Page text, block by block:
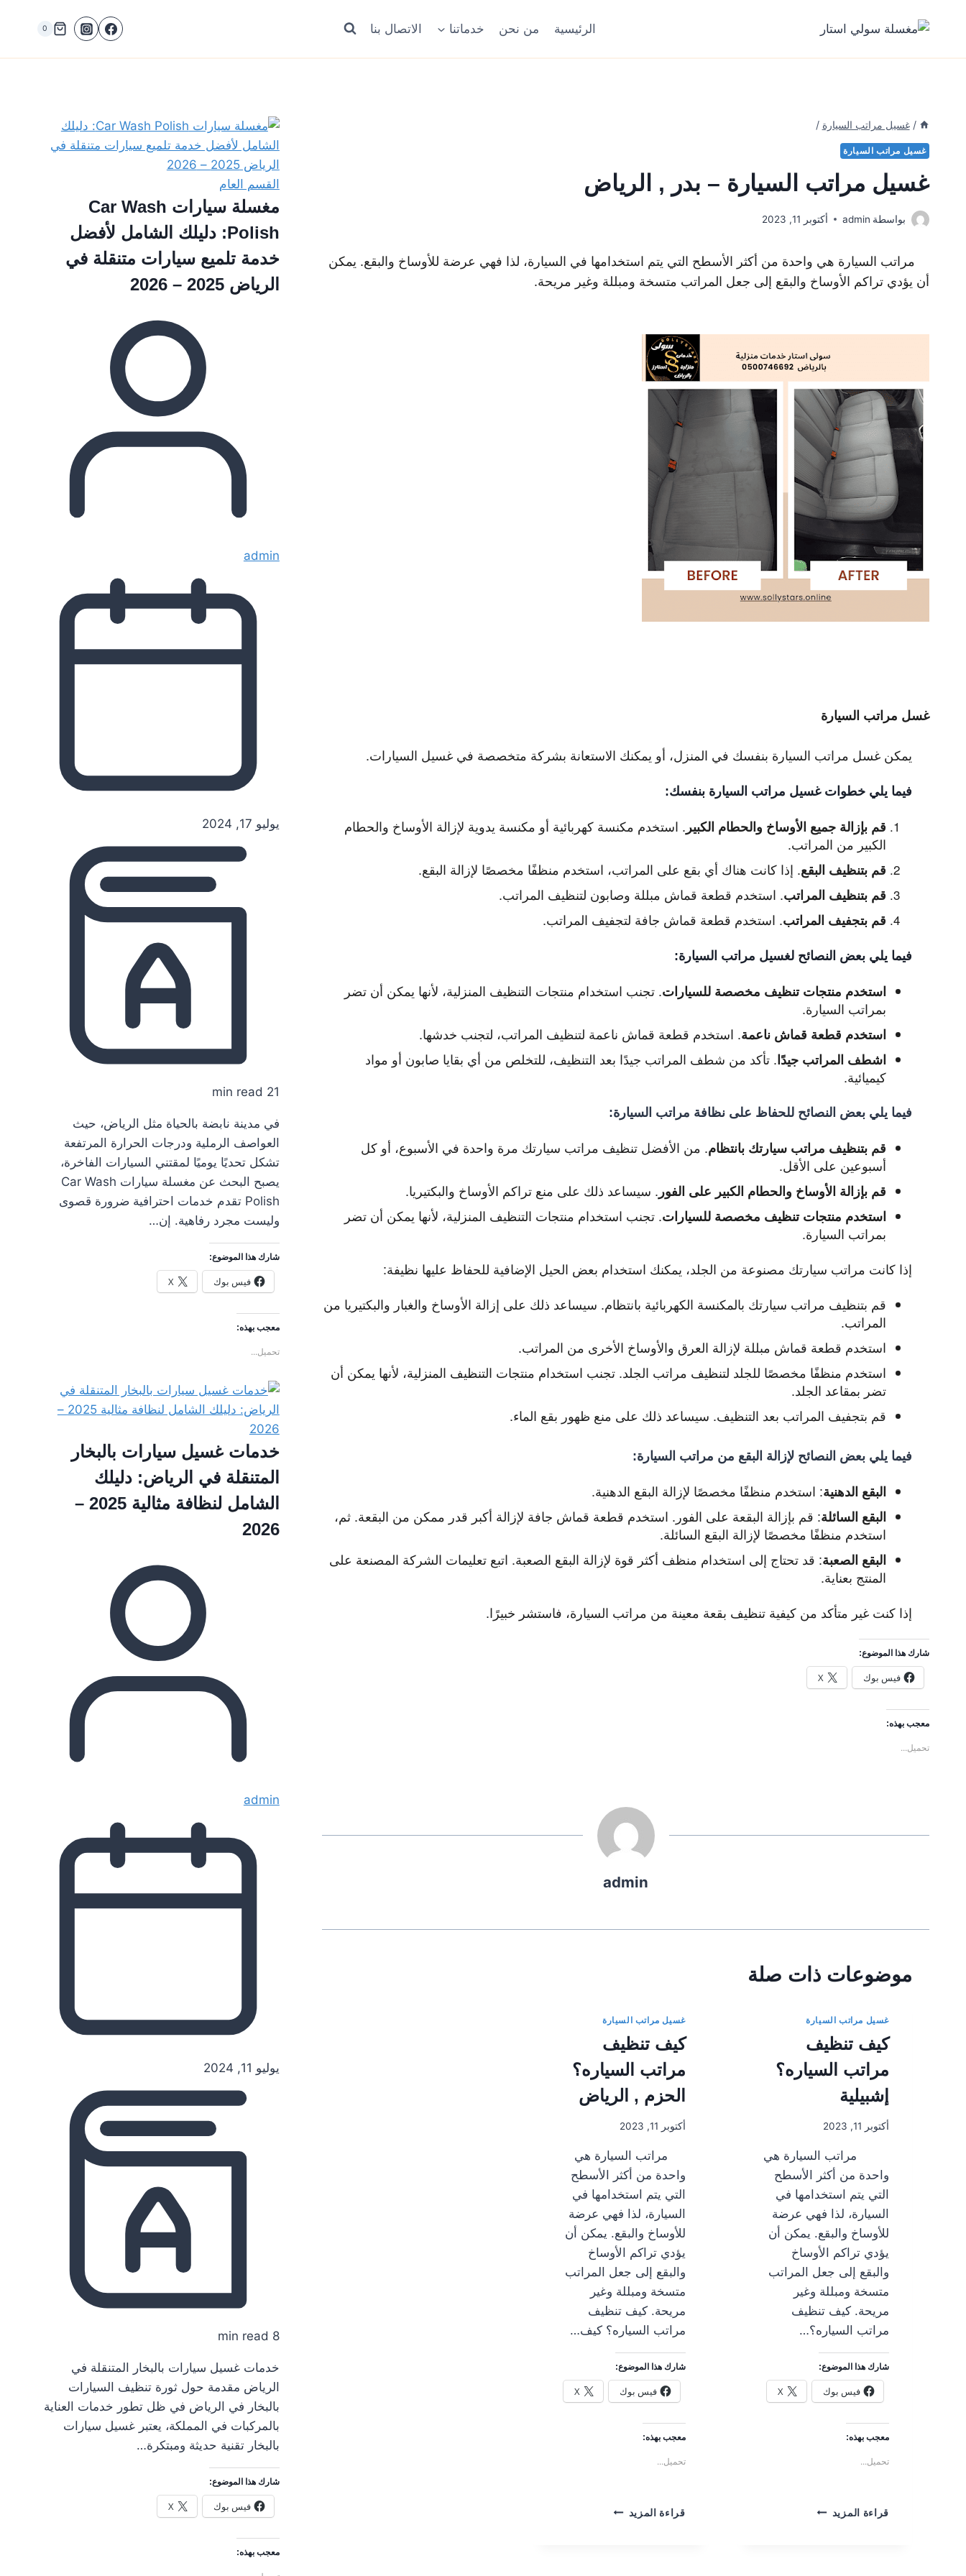
الرئيسية من نحن خدماتنا الاتصال بنا 0
/ غسيل مراتب السيارة /
غسيل مراتب السيارة
غسيل مراتب السيارة – بدر , الرياض
بواسطة admin أكتوبر 11, 2023
مراتب السيارة هي واحدة من أكثر الأسطح التي يتم استخدامها في السيارة، لذا فهي عرضة للأوساخ والبقع. يمكن
أن يؤدي تراكم الأوساخ والبقع إلى جعل المراتب متسخة ومبللة وغير مريحة.
غسل مراتب السيارة
يمكن غسل مراتب السيارة بنفسك في المنزل، أو يمكنك الاستعانة بشركة متخصصة في غسيل السيارات.
فيما يلي خطوات غسيل مراتب السيارة بنفسك:
قم بإزالة جميع الأوساخ والحطام الكبير . استخدم مكنسة كهربائية أو مكنسة يدوية لإزالة الأوساخ والحطام
الكبير من المراتب.
قم بتنظيف البقع. إذا كانت هناك أي بقع على المراتب، استخدم منظفًا مخصصًا لإزالة البقع.
قم بتنظيف المراتب. استخدم قطعة قماش مبللة وصابون لتنظيف المراتب.
قم بتجفيف المراتب. استخدم قطعة قماش جافة لتجفيف المراتب.
فيما يلي بعض النصائح لغسيل مراتب السيارة:
استخدم منتجات تنظيف مخصصة للسيارات. تجنب استخدام منتجات التنظيف المنزلية، لأنها يمكن أن تضر
بمراتب السيارة.
استخدم قطعة قماش ناعمة. استخدم قطعة قماش ناعمة لتنظيف المراتب، لتجنب خدشها.
اشطف المراتب جيدًا. تأكد من شطف المراتب جيدًا بعد التنظيف، للتخلص من أي بقايا صابون أو مواد
كيميائية.
فيما يلي بعض النصائح للحفاظ على نظافة مراتب السيارة:
قم بتنظيف مراتب سيارتك بانتظام. من الأفضل تنظيف مراتب سيارتك مرة واحدة في الأسبوع، أو كل
أسبوعين على الأقل.
قم بإزالة الأوساخ والحطام الكبير على الفور . سيساعد ذلك على منع تراكم الأوساخ والبكتيريا.
استخدم منتجات تنظيف مخصصة للسيارات. تجنب استخدام منتجات التنظيف المنزلية، لأنها يمكن أن تضر
بمراتب السيارة.
إذا كانت مراتب سيارتك مصنوعة من الجلد، يمكنك استخدام بعض الحيل الإضافية للحفاظ عليها نظيفة:
قم بتنظيف مراتب سيارتك بالمكنسة الكهربائية بانتظام. سيساعد ذلك على إزالة الأوساخ والغبار والبكتيريا من
المراتب.
استخدم قطعة قماش مبللة لإزالة العرق والأوساخ الأخرى من المراتب.
استخدم منظفًا مخصصًا للجلد لتنظيف مراتب الجلد. تجنب استخدام منتجات التنظيف المنزلية، لأنها يمكن أن
تضر بمقاعد الجلد.
قم بتجفيف المراتب بعد التنظيف. سيساعد ذلك على منع ظهور بقع الماء.
فيما يلي بعض النصائح لإزالة البقع من مراتب السيارة:
البقع الدهنية: استخدم منظفًا مخصصًا لإزالة البقع الدهنية.
البقع السائلة: قم بإزالة البقعة على الفور. استخدم قطعة قماش جافة لإزالة أكبر قدر ممكن من البقعة. ثم،
استخدم منظفًا مخصصًا لإزالة البقع السائلة.
البقع الصعبة: قد تحتاج إلى استخدام منظف أكثر قوة لإزالة البقع الصعبة. اتبع تعليمات الشركة المصنعة على
المنتج بعناية.
إذا كنت غير متأكد من كيفية تنظيف بقعة معينة من مراتب السيارة، فاستشر خبيرًا.
شارك هذا الموضوع:
فيس بوك X
معجب بهذه:
تحميل...
admin
موضوعات ذات صلة
غسيل مراتب السيارة
كيف تنظيف
مراتب السياره؟
إشبيلية
أكتوبر 11, 2023
مراتب السيارة هي
واحدة من أكثر الأسطح
التي يتم استخدامها في
السيارة، لذا فهي عرضة
للأوساخ والبقع. يمكن أن
يؤدي تراكم الأوساخ
والبقع إلى جعل المراتب
متسخة ومبللة وغير
مريحة. كيف تنظيف
مراتب السياره؟…
شارك هذا الموضوع:
فيس بوك X
معجب بهذه:
تحميل...
قراءة المزيد كيف
غسيل مراتب السيارة
كيف تنظيف
مراتب السياره؟
الحزم , الرياض
أكتوبر 11, 2023
مراتب السيارة هي
واحدة من أكثر الأسطح
التي يتم استخدامها في
السيارة، لذا فهي عرضة
للأوساخ والبقع. يمكن أن
يؤدي تراكم الأوساخ
والبقع إلى جعل المراتب
متسخة ومبللة وغير
مريحة. كيف تنظيف
مراتب السياره؟ كيف…
شارك هذا الموضوع:
فيس بوك X
معجب بهذه:
تحميل...
قراءة المزيد كيف
القسم العام
مغسلة سيارات Car Wash
Polish: دليلك الشامل لأفضل
خدمة تلميع سيارات متنقلة في
الرياض 2025 – 2026
admin
يوليو 17, 2024
21 min read
في مدينة نابضة بالحياة مثل الرياض، حيث
العواصف الرملية ودرجات الحرارة المرتفعة
تشكل تحديًا يوميًا لمقتني السيارات الفاخرة،
يصبح البحث عن مغسلة سيارات Car Wash
Polish تقدم خدمات احترافية ضرورة قصوى
وليست مجرد رفاهية. إن…
شارك هذا الموضوع:
فيس بوك X
معجب بهذه:
تحميل...
خدمات غسيل سيارات بالبخار
المتنقلة في الرياض: دليلك
الشامل لنظافة مثالية 2025 –
2026
admin
يوليو 11, 2024
8 min read
خدمات غسيل سيارات بالبخار المتنقلة في
الرياض مقدمة حول ثورة تنظيف السيارات
بالبخار في الرياض في ظل تطور خدمات العناية
بالمركبات في المملكة، يعتبر غسيل سيارات
بالبخار تقنية حديثة ومبتكرة…
شارك هذا الموضوع:
فيس بوك X
معجب بهذه: